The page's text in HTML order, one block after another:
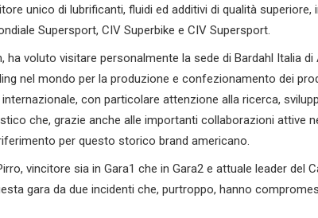
unico di lubrificanti, fluidi ed additivi di qualità superiore,
Supersport, CIV Superbike e CIV Supersport.
ha voluto visitare personalmente la sede di Bardahl Italia
nel mondo per la produzione e confezionamento dei
con particolare attenzione alla ricerca,
che, grazie anche alle importanti collaborazioni attive
per questo storico brand americano.
vincitore sia in Gara1 che in Gara2 e attuale leader del
gara da due incidenti che, purtroppo, hanno